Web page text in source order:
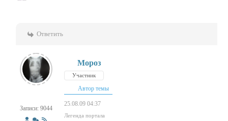
Ответить
Записи: 9044
Мороз
Участник
Автор темы
25.08.09 04:37
Легенда портала